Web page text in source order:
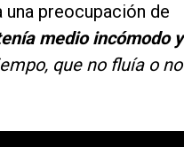
preocupación de
medio incómodo y
que no fluía o no